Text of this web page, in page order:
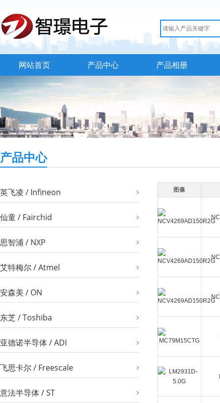
网站首页 产品中心 产品相册
产品中心
英飞凌 / Infineon
仙童 / Fairchid
思智浦 / NXP
艾特梅尔 / Atmel
安森美 / ON
东芝 / Toshiba
亚德诺半导体 / ADI
飞思卡尔 / Freescale
意法半导体 / ST
图像